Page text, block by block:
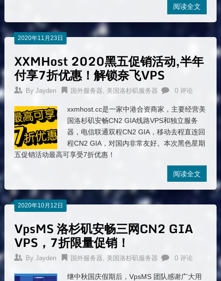
阅读全文
2020年11月23日
XXMHost 2020黑五促销活动,半年
付享7折优惠！解锁奈飞VPS
By Jayden 国外服务器, 美国洛杉矶服务器 0 评论
xxmhost.cc是一家中港合资商家，主要经营美
国洛杉矶安畅CN2 GIA线路VPS和独立服务
器，电信联通双程CN2 GIA，移动去程直连回
程CN2 GIA，对国内非常友好。本次黑色星期
五促销活动最高可享受7折优惠！
阅读全文
2020年10月12日
VpsMS 洛杉矶安畅三网CN2 GIA
VPS，7折限量促销！
By Jayden 国外服务器, 美国洛杉矶服务器 0 评论
继中秋国庆假期后，VpsMS 团队感谢广大用